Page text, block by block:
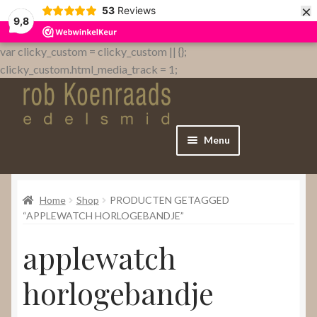
9,8
53 Reviews ×
var clicky_custom = clicky_custom || {};
clicky_custom.html_media_track = 1;
Menu
Home
WebShop
Contact
Home Shop
PRODUCTEN GETAGGED
“APPLEWATCH HORLOGEBANDJE”
applewatch
horlogebandje